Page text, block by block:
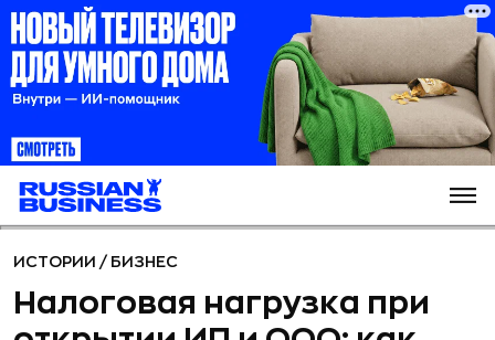
ИСТОРИИ / БИЗНЕС
Налоговая нагрузка при